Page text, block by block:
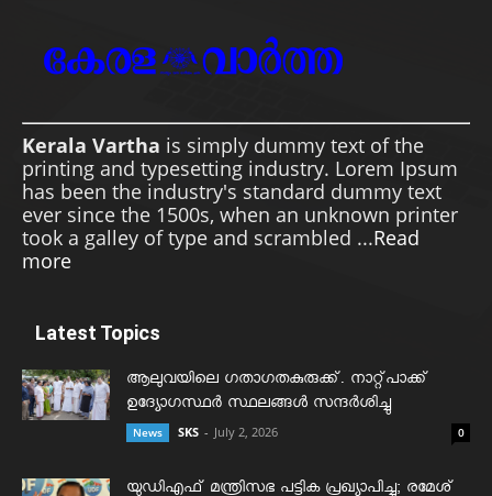
Kerala Vartha is simply dummy text of the
printing and typesetting industry. Lorem Ipsum
has been the industry's standard dummy text
ever since the 1500s, when an unknown printer
took a galley of type and scrambled ...Read
more
Latest Topics
ആലുവയിലെ ഗതാഗതകുരുക്ക്. നാറ്റ്പാക്ക്
ഉദ്യോഗസ്ഥർ സ്ഥലങ്ങൾ സന്ദർശിച്ചു
News SKS - July 2, 2026 0
യുഡിഎഫ് മന്ത്രിസഭ പട്ടിക പ്രഖ്യാപിച്ചു; രമേശ്